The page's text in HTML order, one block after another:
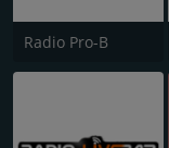
Radio Pro-B